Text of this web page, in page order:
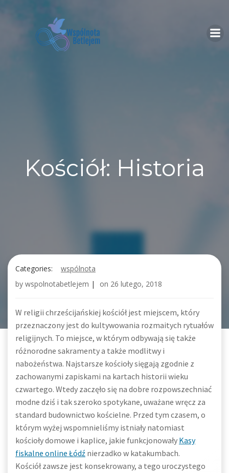
Kościół: Historia
Categories:
wspólnota
by wspolnotabetlejem | on 26 lutego, 2018
W religii chrześcijańskiej kościół jest miejscem, który
przeznaczony jest do kultywowania rozmaitych rytuałów
religijnych. To miejsce, w którym odbywają się także
różnorodne sakramenty a także modlitwy i
nabożeństwa. Najstarsze kościoły sięgają zgodnie z
zachowanymi zapiskami na kartach historii wieku
czwartego. Wtedy zaczęło się na dobre rozpowszechniać
modne dziś i tak szeroko spotykane, uważane wręcz za
standard budownictwo kościelne. Przed tym czasem, o
którym wyżej wspomnieliśmy istniały natomiast
kościoły domowe i kaplice, jakie funkcjonowały Kasy
fiskalne online Łódź nierzadko w katakumbach.
Kościół zawsze jest konsekrowany, a tego uroczystego